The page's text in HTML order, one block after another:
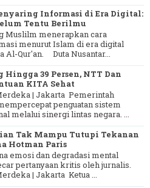
Informasi di Era Digital:
Tentu Berilmu
Muslilm menerapkan cara
menurut Islam di era digital
Al-Qur'an. Duta Nusantar...
39 Persen, NTT Dan
KITA Sehat
| Jakarta Pemerintah
penguatan sistem
melalui sinergi lintas negara. ...
Tak Mampu Tutupi Tekanan
Hotman Paris
emosi dan degradasi mental
pertanyaan kritis oleh jurnalis.
| Jakarta Ketua ...